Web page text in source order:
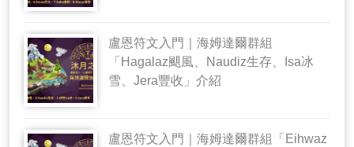
盧恩符文入門｜海姆達爾群組
「Hagalaz颶風、Naudiz生存、Isa冰
雪、Jera豐收」介紹
盧恩符文入門｜海姆達爾群組「Eihwaz